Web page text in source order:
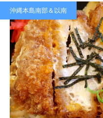
沖縄本島南部＆以南